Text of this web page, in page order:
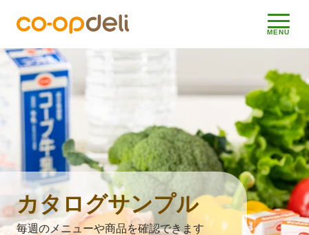
MENU
メニ
カタログサンプル
毎週のメニューや商品を確認できます